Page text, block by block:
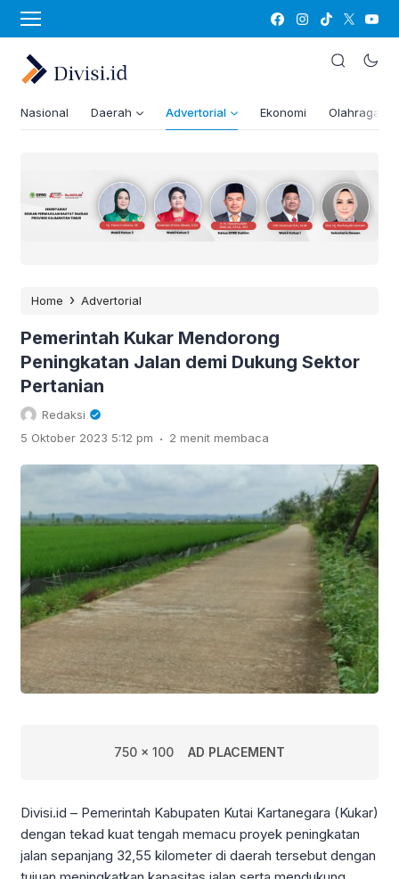
Nasional Daerah Advertorial Ekonomi Olahraga
Home › Advertorial
Pemerintah Kukar Mendorong
Peningkatan Jalan demi Dukung Sektor
Pertanian
Redaksi
5 Oktober 2023 5:12 pm . 2 menit membaca
750 x 100 AD PLACEMENT
Divisi.id – Pemerintah Kabupaten Kutai Kartanegara (Kukar)
dengan tekad kuat tengah memacu proyek peningkatan
jalan sepanjang 32,55 kilometer di daerah tersebut dengan